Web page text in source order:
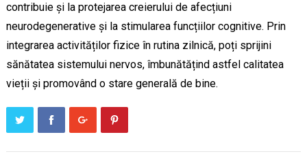
contribuie și la protejarea creierului de afecțiuni
neurodegenerative și la stimularea funcțiilor cognitive. Prin
integrarea activităților fizice în rutina zilnică, poți sprijini
sănătatea sistemului nervos, îmbunătățind astfel calitatea
vieții și promovând o stare generală de bine.